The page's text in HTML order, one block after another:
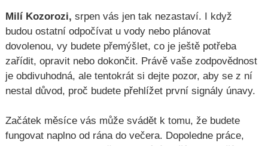
Milí Kozorozi, srpen vás jen tak nezastaví. I když
budou ostatní odpočívat u vody nebo plánovat
dovolenou, vy budete přemýšlet, co je ještě potřeba
zařídit, opravit nebo dokončit. Právě vaše zodpovědnost
je obdivuhodná, ale tentokrát si dejte pozor, aby se z ní
nestal důvod, proč budete přehlížet první signály únavy.
Začátek měsíce vás může svádět k tomu, že budete
fungovat naplno od rána do večera. Dopoledne práce,